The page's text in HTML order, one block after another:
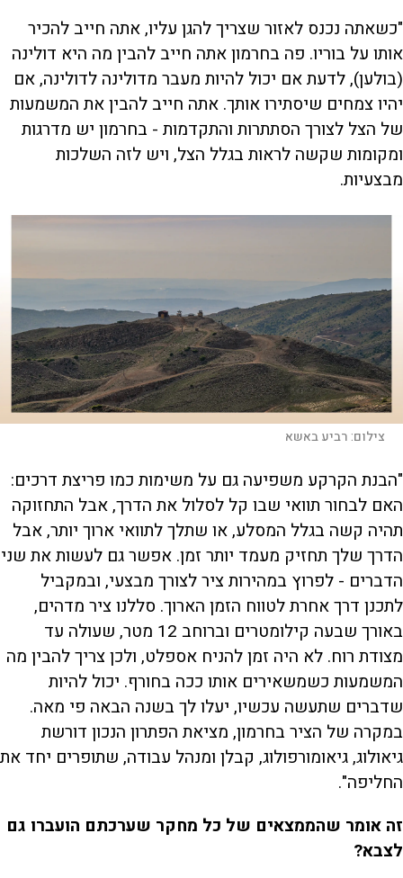
"כשאתה נכנס לאזור שצריך להגן עליו, אתה חייב להכיר
אותו על בוריו. פה בחרמון אתה חייב להבין מה היא דולינה
(בולען), לדעת אם יכול להיות מעבר מדולינה לדולינה, אם
יהיו צמחים שיסתירו אותך. אתה חייב להבין את המשמעות
של הצל לצורך הסתתרות והתקדמות - בחרמון יש מדרגות
ומקומות שקשה לראות בגלל הצל, ויש לזה השלכות
מבצעיות.
צילום:רביע באשא
"הבנת הקרקע משפיעה גם על משימות כמו פריצת דרכים:
האם לבחור תוואי שבו קל לסלול את הדרך, אבל התחזוקה
תהיה קשה בגלל המסלע, או שתלך לתוואי ארוך יותר, אבל
הדרך שלך תחזיק מעמד יותר זמן. אפשר גם לעשות את שני
הדברים - לפרוץ במהירות ציר לצורך מבצעי, ובמקביל
לתכנן דרך אחרת לטווח הזמן הארוך. סללנו ציר מדהים,
באורך שבעה קילומטרים וברוחב 12 מטר, שעולה עד
מצודת רוח. לא היה זמן להניח אספלט, ולכן צריך להבין מה
המשמעות כשמשאירים אותו ככה בחורף. יכול להיות
שדברים שתעשה עכשיו, יעלו לך בשנה הבאה פי מאה.
במקרה של הציר בחרמון, מציאת הפתרון הנכון דורשת
גיאולוג, גיאומורפולוג, קבלן ומנהל עבודה, שתופרים יחד את
החליפה".
זה אומר שהממצאים של כל מחקר שערכתם הועברו גם
לצבא?